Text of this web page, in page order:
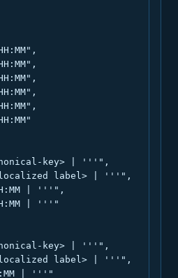
key> | '''",
label> | '''",
| '''",
| '''"
key> | '''",
label> | '''",
| '''"